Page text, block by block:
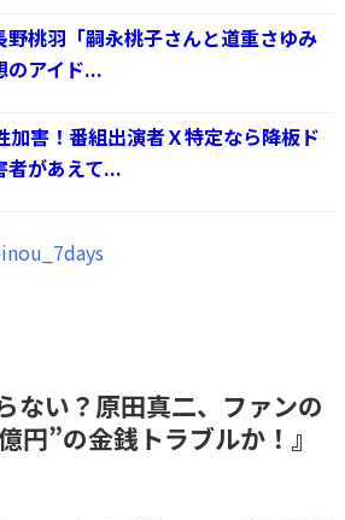
野桃羽「嗣永桃子さんと道重さゆみ
のアイド...
加害！番組出演者Ｘ特定なら降板ド
があえて...
ない？原田真二、ファンの
円”の金銭トラブルか！』